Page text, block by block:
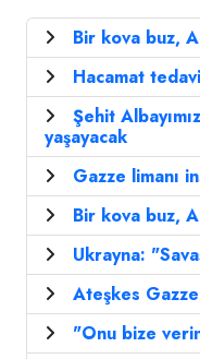
Bir kova buz,
Hacamat
Şehit
yaşayacak
Gazze limanı
Bir kova buz,
Ukrayna:
Ateşkes
"Onu bize